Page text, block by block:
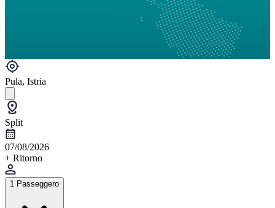
Pula, Istria
Split
07/08/2026
+ Ritorno
1 Passeggero